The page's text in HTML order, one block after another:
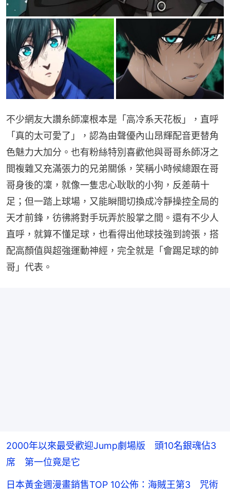
不少網友大讚糸師凜根本是「高冷系天花板」，直呼
「真的太可愛了」，認為由聲優內山昂輝配音更替角
色魅力大加分。也有粉絲特別喜歡他與哥哥糸師冴之
間複雜又充滿張力的兄弟關係，笑稱小時候總跟在哥
哥身後的凜，就像一隻忠心耿耿的小狗，反差萌十
足；但一踏上球場，又能瞬間切換成冷靜操控全局的
天才前鋒，彷彿將對手玩弄於股掌之間。還有不少人
直呼，就算不懂足球，也看得出他球技強到誇張，搭
配高顏值與超強運動神經，完全就是「會踢足球的帥
哥」代表。
2000年以來最受歡迎Jump劇場版 頭10名銀魂佔3
席 第一位竟是它
日本黃金週漫畫銷售TOP 10公佈：海賊王第3 咒術